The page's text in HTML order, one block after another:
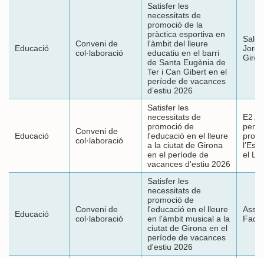
Educació
Conveni de
col·laboració
Satisfer les
necessitats de
promoció de la
pràctica esportiva en
l'àmbit del lleure
educatiu en el barri
de Santa Eugènia de
Ter i Can Gibert en el
període de vacances
d’estiu 2026
Jordi
Educació
Conveni de
col·laboració
Satisfer les
necessitats de
promoció de
l'educació en el lleure
a la ciutat de Girona
en el període de
vacances d'estiu 2026
E2
per a
el
Educació
Conveni de
col·laboració
Satisfer les
necessitats de
promoció de
l'educació en el lleure
en l'àmbit musical a la
ciutat de Girona en el
període de vacances
d'estiu 2026